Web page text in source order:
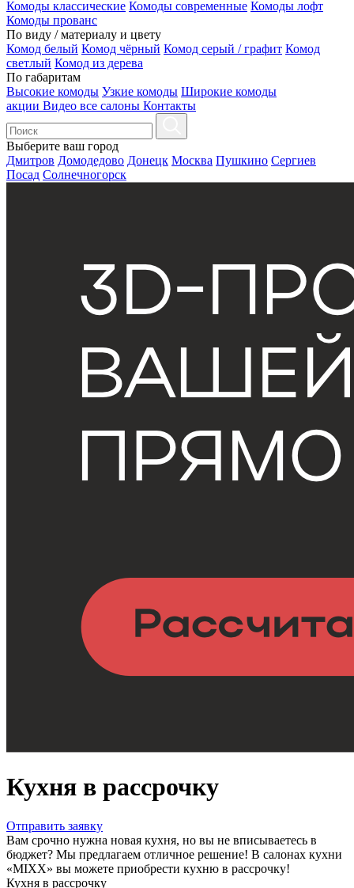
Комоды классические Комоды современные Комоды лофт
Комоды прованс
По виду / материалу и цвету
Комод белый Комод чёрный Комод серый / графит Комод
светлый Комод из дерева
По габаритам
Высокие комоды Узкие комоды Широкие комоды
акции Видео все салоны Контакты
Выберите ваш город
Дмитров Домодедово Донецк Москва Пушкино Сергиев
Посад Солнечногорск
Кухня в рассрочку
Отправить заявку
Вам срочно нужна новая кухня, но вы не вписываетесь в
бюджет? Мы предлагаем отличное решение! В салонах кухни
«MIXX» вы можете приобрести кухню в рассрочку!
Кухня в рассрочку